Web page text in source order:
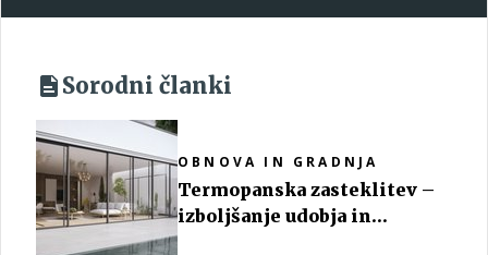
Sorodni članki
OBNOVA IN GRADNJA
Termopanska zasteklitev –
izboljšanje udobja in